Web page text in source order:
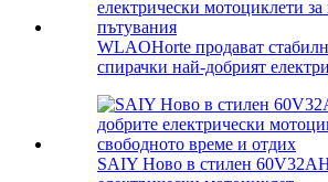
WLAOHorte продават
спирачки най-добрият
SAIY Ново в стилен